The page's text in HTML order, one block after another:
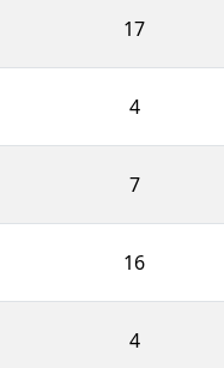
17
4
7
16
4